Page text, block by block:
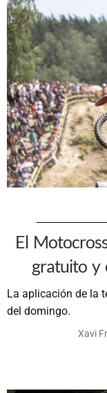
El
gratuito y
La aplicación de la
del domingo.
Xavi